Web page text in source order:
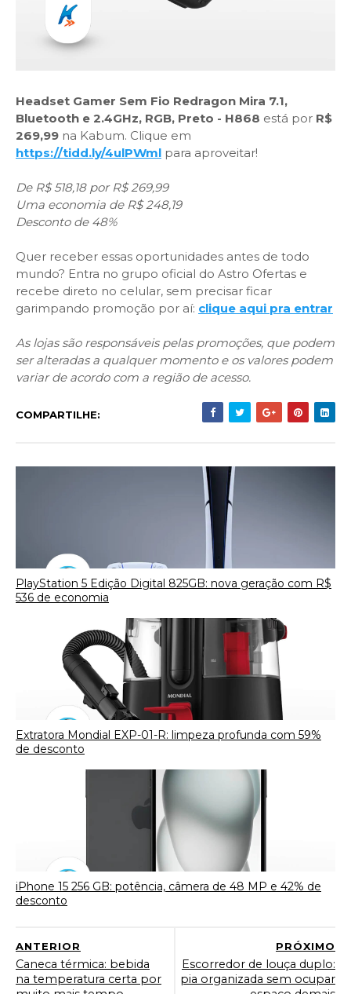
Headset Gamer Sem Fio Redragon Mira 7.1,
Bluetooth e 2.4GHz, RGB, Preto - H868 está por R$
269,99 na Kabum. Clique em
https://tidd.ly/4ulPWml para aproveitar!
De R$ 518,18 por R$ 269,99
Uma economia de R$ 248,19
Desconto de 48%
Quer receber essas oportunidades antes de todo
mundo? Entra no grupo oficial do Astro Ofertas e
recebe direto no celular, sem precisar ficar
garimpando promoção por aí: clique aqui pra entrar
As lojas são responsáveis pelas promoções, que podem
ser alteradas a qualquer momento e os valores podem
variar de acordo com a região de acesso.
COMPARTILHE:
PlayStation 5 Edição Digital 825GB: nova geração com R$
536 de economia
Extratora Mondial EXP-01-R: limpeza profunda com 59%
de desconto
iPhone 15 256 GB: potência, câmera de 48 MP e 42% de
desconto
PRÓXIMO
Escorredor de louça duplo:
pia organizada sem ocupar
ANTERIOR
Caneca térmica: bebida
na temperatura certa por